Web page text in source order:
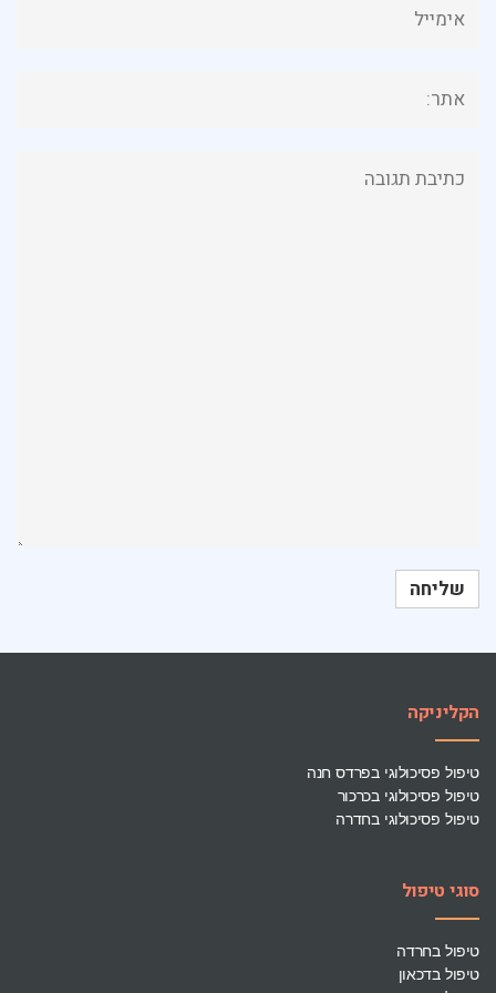
הקליניקה
טיפול פסיכולוגי בפרדס חנה
טיפול פסיכולוגי בכרכור
טיפול פסיכולוגי בחדרה
סוגי טיפול
טיפול בחרדה
טיפול בדכאון